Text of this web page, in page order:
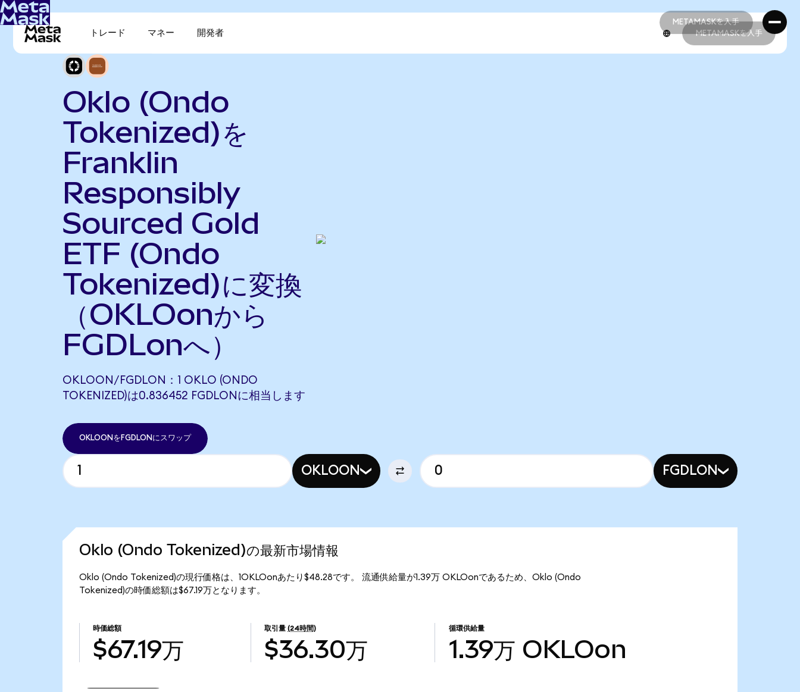
METAMASKを入手
METAMASKを入手
トレード マネー 開発者 METAMASKを入手
Oklo (Ondo
Tokenized)を
Franklin
Responsibly
Sourced Gold
ETF (Ondo
Tokenized)に変換
（OKLOonから
FGDLonへ）
OKLOON/FGDLON：1 OKLO (ONDO
TOKENIZED)は0.836452 FGDLONに相当します
OKLOONをFGDLONにスワップ
OKLOON FGDLON
Oklo (Ondo Tokenized)の最新市場情報
Oklo (Ondo Tokenized)の現行価格は、1OKLOonあたり$48.28です。 流通供給量が1.39万 OKLOonであるため、Oklo (Ondo
Tokenized)の時価総額は$67.19万となります。
時価総額
$67.19万
取引量 (24時間)
$36.30万
循環供給量
1.39万 OKLOon